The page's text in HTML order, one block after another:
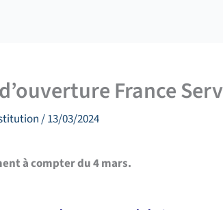
France
/13/03/2024
à compter du 4 mars.